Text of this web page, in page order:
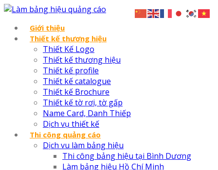
Giới thiệu
Thiết kế thương hiệu
Thiết Kế Logo
Thiết kế thương hiệu
Thiết kế profile
Thiết kế catalogue
Thiết kế Brochure
Thiết kế tờ rơi, tờ gấp
Name Card, Danh Thiếp
Dịch vụ thiết kế
Thi công quảng cáo
Dịch vu làm bảng hiệu
Thi công bảng hiệu tại Bình Dương
Làm bảng hiệu Hồ Chí Minh